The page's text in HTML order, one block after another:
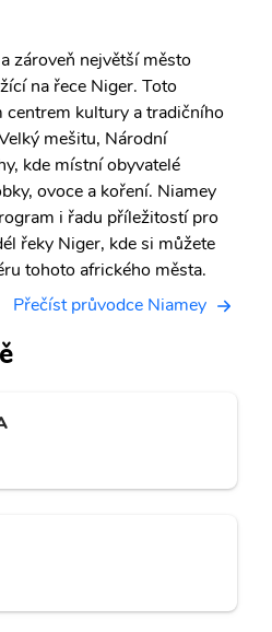
zároveň největší město
na řece Niger. Toto
centrem kultury a tradičního
mešitu, Národní
kde místní obyvatelé
ovoce a koření. Niamey
i řadu příležitostí pro
řeky Niger, kde si můžete
tohoto afrického města.
Přečíst průvodce Niamey